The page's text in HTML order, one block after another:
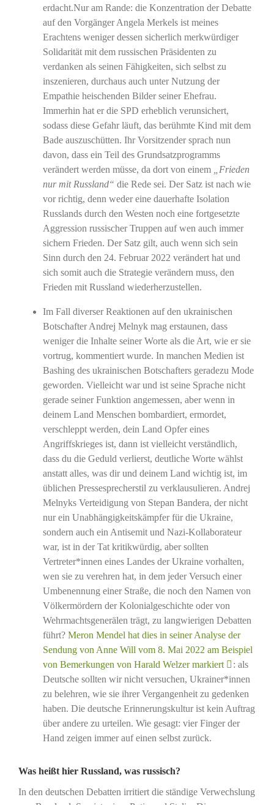
erdacht.Nur am Rande: die Konzentration der Debatte
auf den Vorgänger Angela Merkels ist meines
Erachtens weniger dessen sicherlich merkwürdiger
Solidarität mit dem russischen Präsidenten zu
verdanken als seinen Fähigkeiten, sich selbst zu
inszenieren, durchaus auch unter Nutzung der
Empathie heischenden Bilder seiner Ehefrau.
Immerhin hat er die SPD erheblich verunsichert,
sodass diese Gefahr läuft, das berühmte Kind mit dem
Bade auszuschütten. Ihr Vorsitzender sprach nun
davon, dass ein Teil des Grundsatzprogramms
verändert werden müsse, da dort von einem „Frieden
nur mit Russland“ die Rede sei. Der Satz ist nach wie
vor richtig, denn weder eine dauerhafte Isolation
Russlands durch den Westen noch eine fortgesetzte
Aggression russischer Truppen auf wen auch immer
sichern Frieden. Der Satz gilt, auch wenn sich sein
Sinn durch den 24. Februar 2022 verändert hat und
sich somit auch die Strategie verändern muss, den
Frieden mit Russland wiederherzustellen.
Im Fall diverser Reaktionen auf den ukrainischen
Botschafter Andrej Melnyk mag erstaunen, dass
weniger die Inhalte seiner Worte als die Art, wie er sie
vortrug, kommentiert wurde. In manchen Medien ist
Bashing des ukrainischen Botschafters geradezu Mode
geworden. Vielleicht war und ist seine Sprache nicht
gerade seiner Funktion angemessen, aber wenn in
deinem Land Menschen bombardiert, ermordet,
verschleppt werden, dein Land Opfer eines
Angriffskrieges ist, dann ist vielleicht verständlich,
dass du die Geduld verlierst, deutliche Worte wählst
anstatt alles, was dir und deinem Land wichtig ist, im
üblichen Pressesprecherstil zu verklausulieren. Andrej
Melnyks Verteidigung von Stepan Bandera, der nicht
nur ein Unabhängigkeitskämpfer für die Ukraine,
sondern auch ein Antisemit und Nazi-Kollaborateur
war, ist in der Tat kritikwürdig, aber sollten
Vertreter*innen eines Landes der Ukraine vorhalten,
wen sie zu verehren hat, in dem jeder Versuch einer
Umbenennung einer Straße, die noch den Namen von
Völkermördern der Kolonialgeschichte oder von
Wehrmachtsgenerälen trägt, zu langwierigen Debatten
führt? Meron Mendel hat dies in seiner Analyse der
Sendung von Anne Will vom 8. Mai 2022 am Beispiel
von Bemerkungen von Harald Welzer markiert
: als
Deutsche sollten wir nicht versuchen, Ukrainer*innen
zu belehren, wie sie ihrer Vergangenheit zu gedenken
haben. Die deutsche Erinnerungskultur ist kein Auftrag
über andere zu urteilen. Wie gesagt: vier Finger der
Hand zeigen immer auf einen selbst zurück.
Was heißt hier Russland, was russisch?
In den deutschen Debatten irritiert die ständige Verwechslung